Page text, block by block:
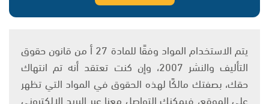
يتم الاستخدام المواد وفقًا للمادة 27 أ من قانون حقوق
التأليف والنشر 2007، وإن كنت تعتقد أنه تم انتهاك
حقك، بصفتك مالكًا لهذه الحقوق في المواد التي تظهر
على الموقع، فيمكنك التواصل معنا عبر البريد الإلكتروني